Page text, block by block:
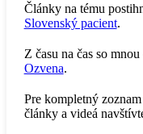
Články na tému
Slovenský pacient.
Z času na čas so
Ozvena.
Pre kompletný
články a videá